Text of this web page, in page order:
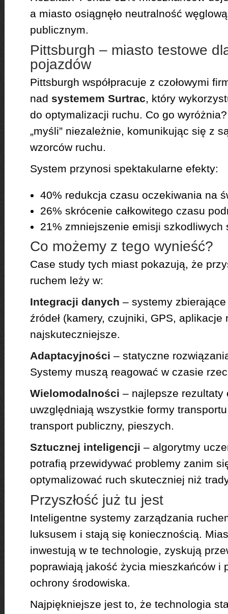
a miasto osiągnęło neutralność
publicznym.
Pittsburgh – miasto testowe
pojazdów
Pittsburgh współpracuje z czołowymi
nad systemem Surtrac, który
do optymalizacji ruchu. Co go
„myśli” niezależnie, komunikując się z
wzorców ruchu.
System przynosi spektakularne efekty:
40% redukcja czasu oczekiwania na
26% skrócenie całkowitego czasu
21% zmniejszenie emisji szkodliwych
Co możemy z tego wynieść?
Case study tych miast pokazują, że
ruchem leży w:
Integracji danych – systemy
źródeł (kamery, czujniki, GPS, aplikacje
najskuteczniejsze.
Adaptacyjności – statyczne
Systemy muszą reagować w czasie
Wielomodalności – najlepsze rezultaty
uwzględniają wszystkie formy
transport publiczny, pieszych.
Sztucznej inteligencji – algorytmy
potrafią przewidywać problemy zanim
optymalizować ruch skuteczniej niż
Przyszłość już tu jest
Inteligentne systemy zarządzania
luksusem i stają się koniecznością.
inwestują w te technologie, zyskują
poprawiają jakość życia mieszkańców i
ochrony środowiska.
Najpiękniejsze jest to, że technologia